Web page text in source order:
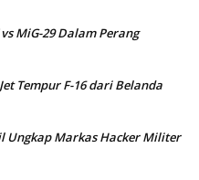
MiG-29 Dalam Perang
Tempur F-16 dari Belanda
Ungkap Markas Hacker Militer